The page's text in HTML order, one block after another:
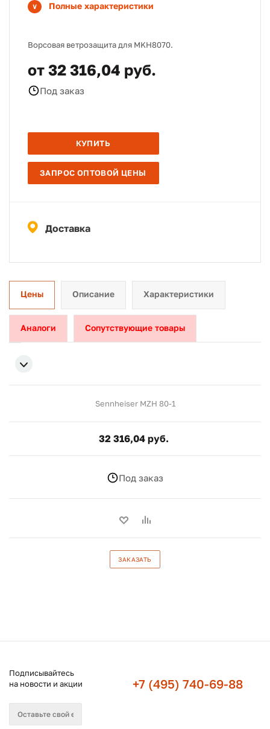
Полные характеристики
Ворсовая ветрозащита для MKH8070.
от 32 316,04 руб.
Под заказ
КУПИТЬ
ЗАПРОС ОПТОВОЙ ЦЕНЫ
Доставка
Цены Описание Характеристики
Аналоги Сопутствующие товары
Sennheiser MZH 80-1
32 316,04 руб.
Под заказ
ЗАКАЗАТЬ
Подписывайтесь
на новости и акции
+7 (495) 740-69-88